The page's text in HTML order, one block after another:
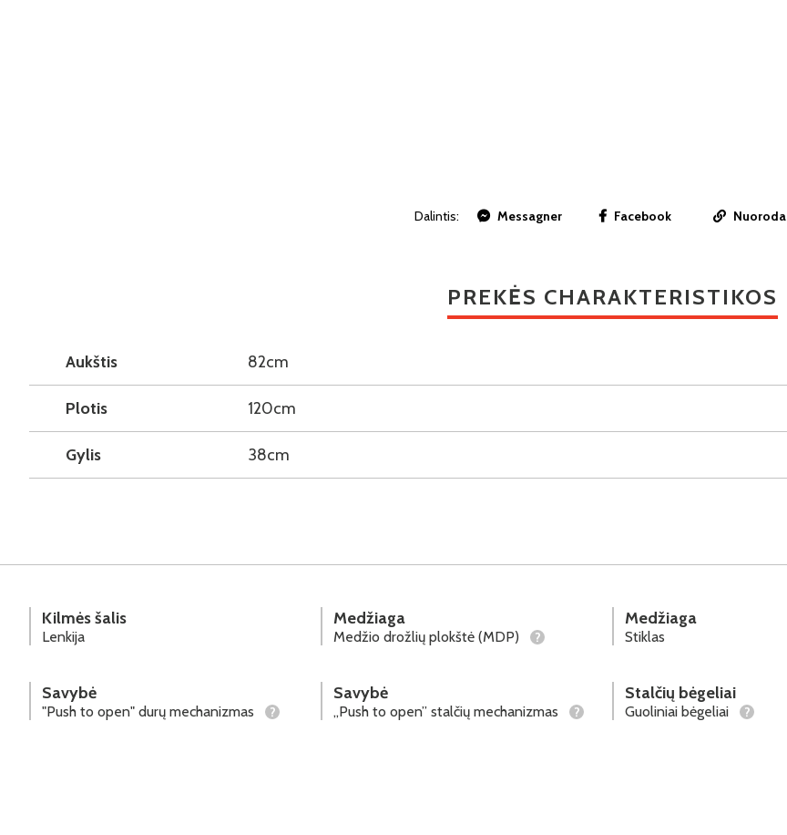
Dalintis: Messagner Facebook Nuoroda
PREKĖS CHARAKTERISTIKOS
Aukštis 82cm
Plotis 120cm
Gylis 38cm
Kilmės šalis
Lenkija
Medžiaga
Medžio drožlių plokštė (MDP) ?
Medžiaga
Stiklas
Savybė
"Push to open" durų mechanizmas ?
Savybė
„Push to open” stalčių mechanizmas ?
Stalčių bėgeliai
Guoliniai bėgeliai ?